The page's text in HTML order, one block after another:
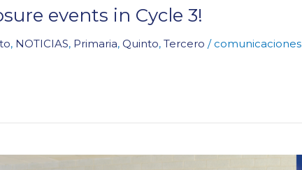
events in Cycle 3!
, NOTICIAS, Primaria, Quinto, Tercero / comunicaciones